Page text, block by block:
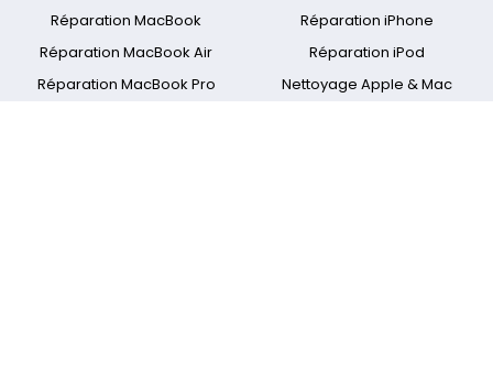
Réparation MacBook
Réparation MacBook Air
Réparation MacBook Pro
Réparation iPhone
Réparation iPod
Nettoyage Apple & Mac